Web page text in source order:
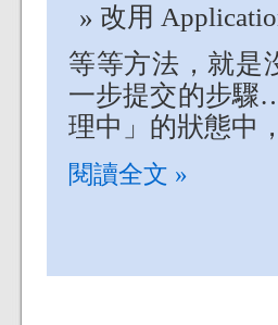
改用
等等方法，就是
一步提交的步驟
理中」的狀態中
閱讀全文 »